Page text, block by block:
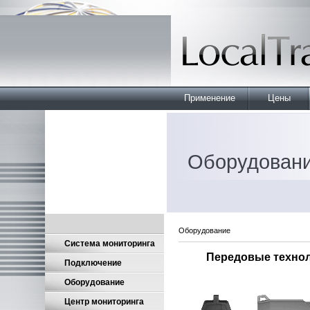
Применение Цены
Система мониторинга
Подключение
Оборудование
Центр мониторинга
Оборудование
Передовые